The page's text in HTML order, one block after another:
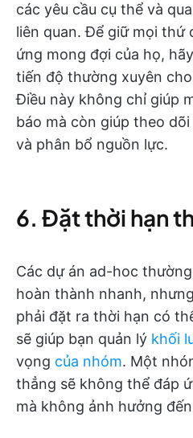
các yêu cầu cụ thể và
liên quan. Để giữ mọi thứ
ứng mong đợi của họ,
tiến độ thường xuyên
Điều này không chỉ giúp
báo mà còn giúp theo
và phân bổ nguồn lực.
6. Đặt thời hạn
Các dự án ad-hoc
hoàn thành nhanh,
phải đặt ra thời hạn có
sẽ giúp bạn quản lý khối
vọng của nhóm. Một
thẳng sẽ không thể đáp
mà không ảnh hưởng